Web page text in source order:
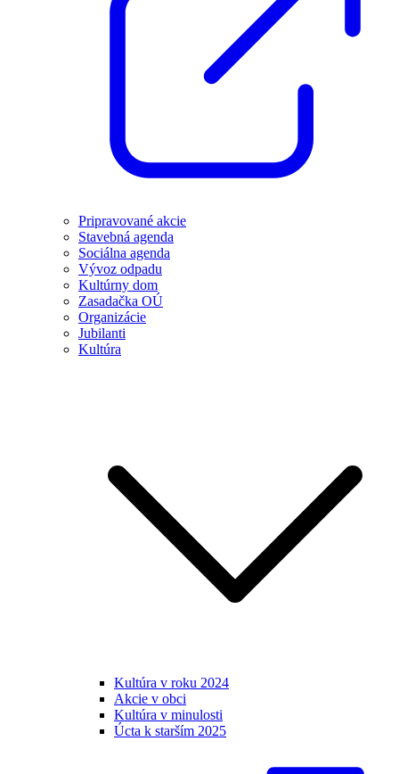
Pripravované akcie
Stavebná agenda
Sociálna agenda
Vývoz odpadu
Kultúrny dom
Zasadačka OÚ
Organizácie
Jubilanti
Kultúra
Kultúra v roku 2024
Akcie v obci
Kultúra v minulosti
Úcta k starším 2025